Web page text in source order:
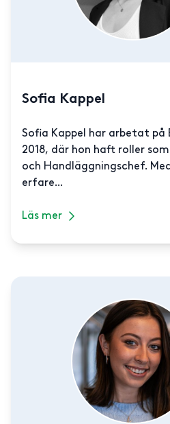
Sofia Kappel
Sofia Kappel har arbetat på
2018, där hon haft roller
och Handläggningschef.
erfare...
Läs mer